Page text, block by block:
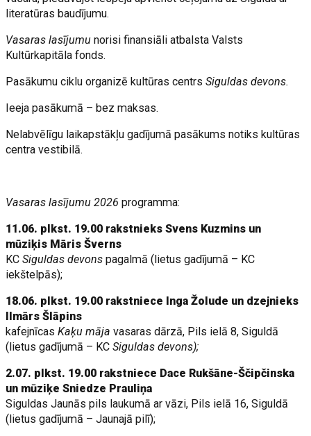
literatūras baudījumu.
Vasaras lasījumu norisi finansiāli atbalsta Valsts
Kultūrkapitāla fonds.
Pasākumu ciklu organizē kultūras centrsSiguldas devons.
Ieeja pasākumā – bez maksas.
Nelabvēlīgu laikapstākļu gadījumā pasākums notiks kultūras
centra vestibilā.
Vasaras lasījumu 2026 programma:
11.06. plkst. 19.00 rakstnieks Svens Kuzmins un
mūziķis Māris Šverns
KCSiguldas devonspagalmā (lietus gadījumā – KC
iekštelpās);
18.06. plkst. 19.00 rakstniece Inga Žolude un dzejnieks
Ilmārs Šlāpins
kafejnīcasKaķu māja vasaras dārzā, Pils ielā 8, Siguldā
(lietus gadījumā – KCSiguldas devons);
2.07. plkst. 19.00 rakstniece Dace Rukšāne-Ščipčinska
un mūziķe Sniedze Prauliņa
Siguldas Jaunās pils laukumā ar vāzi, Pils ielā 16, Siguldā
(lietus gadījumā – Jaunajā pilī);